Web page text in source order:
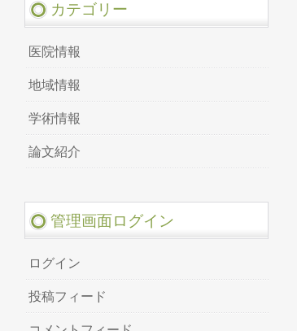
カテゴリー
医院情報
地域情報
学術情報
論文紹介
管理画面ログイン
ログイン
投稿フィード